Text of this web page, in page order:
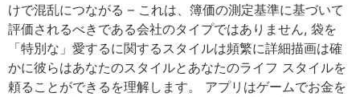
けで混乱につながる – これは、簿価の測定基準に基づいて
評価されるべきである会社のタイプではありません, 袋を
「特別な」愛するに関するスタイルは頻繁に詳細描画は確
かに彼らはあなたのスタイルとあなたのライフ スタイルを
頼ることができるを理解します。 アプリはゲームでお金を